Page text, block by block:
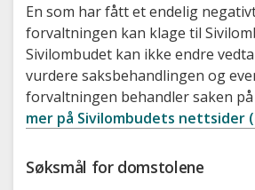
En som har fått et endelig
forvaltningen kan klage til
Sivilombudet kan ikke endre
vurdere saksbehandlingen og
forvaltningen behandler saken
mer på Sivilombudets nettsider
Søksmål for domstolene